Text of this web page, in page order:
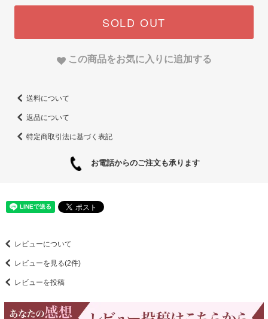
SOLD OUT
この商品をお気に入りに追加する
送料について
返品について
特定商取引法に基づく表記
お電話からのご注文も承ります
レビューについて
レビューを見る(2件)
レビューを投稿